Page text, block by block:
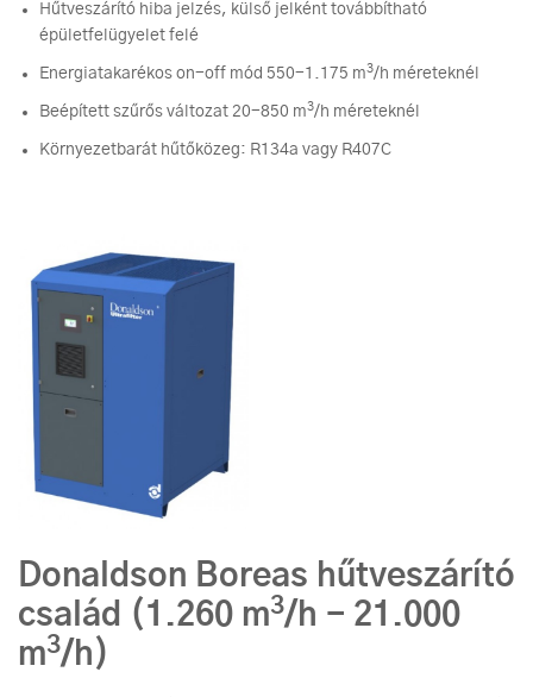
Hűtveszárító hiba jelzés, külső jelként továbbítható
épületfelügyelet felé
Energiatakarékos on-off mód 550-1.175 m3/h méreteknél
Beépített szűrős változat 20-850 m3/h méreteknél
Környezetbarát hűtőközeg: R134a vagy R407C
Donaldson Boreas hűtveszárító
család (1.260 m3/h - 21.000
m3/h)